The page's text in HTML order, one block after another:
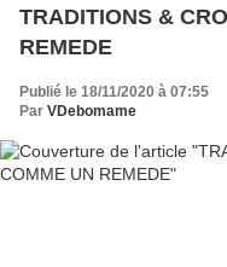
TRADITIONS &
REMEDE
Publié le 18/11/2020 à 07:55
Par VDebomame